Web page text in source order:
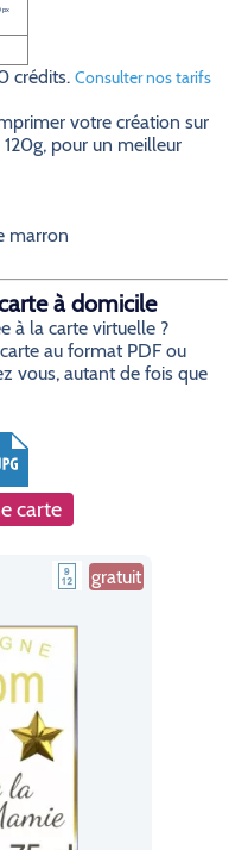
px
crédits. Consulter nos tarifs
votre création sur
pour un meilleur
marron
à domicile
à la carte virtuelle ?
au format PDF ou
vous, autant de fois que
carte
gratuit